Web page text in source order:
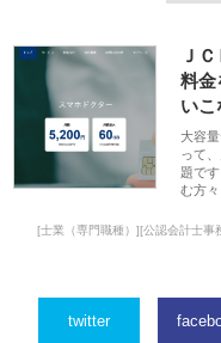
Ｊ
料金
いこ
大容
って
題で
む方
[士業（専門職種）][公認会計士事
twitter